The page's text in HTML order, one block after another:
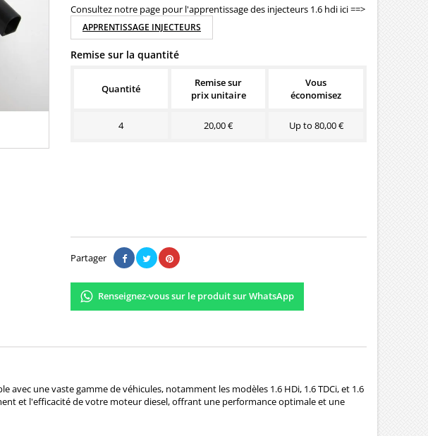
Consultez notre page pour l'apprentissage des injecteurs 1.6 hdi ici ==>
APPRENTISSAGE INJECTEURS
Remise sur la quantité
Quantité
Remise sur
prix unitaire
Vous
économisez
4 20,00 € Up to 80,00 €
Partager
Renseignez-vous sur le produit sur WhatsApp
une vaste gamme de véhicules, notamment les modèles 1.6 HDi, 1.6 TDCi, et 1.6
et l'efficacité de votre moteur diesel, offrant une performance optimale et une